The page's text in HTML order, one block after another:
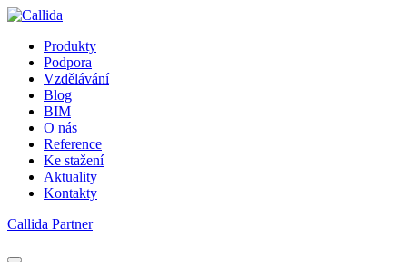
Produkty
Podpora
Vzdělávání
Blog
BIM
O nás
Reference
Ke stažení
Aktuality
Kontakty
Callida Partner